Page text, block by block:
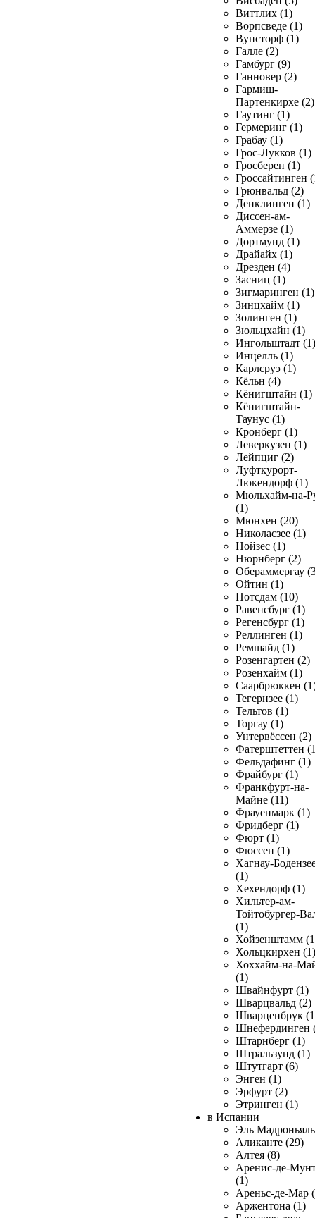
Виттлих (1)
Ворпсведе (1)
Вунсторф (1)
Галле (2)
Гамбург (9)
Ганновер (2)
Гармиш-
Партенкирхе (2)
Гаутинг (1)
Гермеринг (1)
Грабау (1)
Грос-Лукков (1)
Гросберен (1)
Гроссайтинген
Грюнвальд (2)
Денклинген (1)
Диссен-ам-
Аммерзе (1)
Дортмунд (1)
Драйайх (1)
Дрезден (4)
Засниц (1)
Зигмаринген (1)
Зинцхайм (1)
Золинген (1)
Зюльцхайн (1)
Ингольштадт (1)
Инцелль (1)
Карлсруэ (1)
Кёльн (4)
Кёнигштайн (1)
Кёнигштайн-
Таунус (1)
Кронберг (1)
Леверкузен (1)
Лейпциг (2)
Луфткурорт-
Люкендорф (1)
Мюльхайм-на-
(1)
Мюнхен (20)
Николасзее (1)
Нойзес (1)
Нюрнберг (2)
Обераммергау
Ойтин (1)
Потсдам (10)
Равенсбург (1)
Регенсбург (1)
Реллинген (1)
Ремшайд (1)
Розенгартен (2)
Розенхайм (1)
Саарбрюккен
Тегернзее (1)
Тельтов (1)
Торгау (1)
Унтервёссен (2)
Фатерштеттен
Фельдафинг (1)
Фрайбург (1)
Франкфурт-на-
Майне (11)
Фрауенмарк (1)
Фридберг (1)
Фюрт (1)
Фюссен (1)
Хагнау-
(1)
Хехендорф (1)
Хильтер-ам-
Тойтобургер-
(1)
Хойзенштамм
Хольцкирхен (1)
Хоххайм-на-
(1)
Швайнфурт (1)
Шварцвальд (2)
Шварценбрук
Шнефердинген
Штарнберг (1)
Штральзунд (1)
Штутгарт (6)
Энген (1)
Эрфурт (2)
Этринген (1)
в Испании
Эль
Аликанте (29)
Алтея (8)
Аренис-де-
(1)
Ареньс-де-Мар
Аржентона (1)